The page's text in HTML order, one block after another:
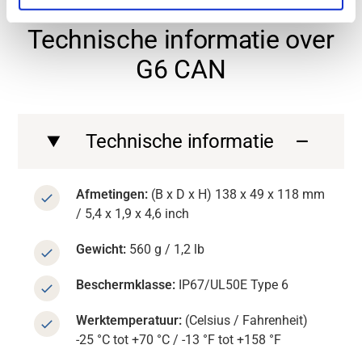
Contact us
ONTDEK DE SPECIFICATIES
Technische informatie over
G6 CAN
Technische informatie
Afmetingen: (B x D x H) 138 x 49 x 118 mm
/ 5,4 x 1,9 x 4,6 inch
Gewicht: 560 g / 1,2 lb
Beschermklasse: IP67/UL50E Type 6
Werktemperatuur: (Celsius / Fahrenheit)
-25 °C tot +70 °C / -13 °F tot +158 °F